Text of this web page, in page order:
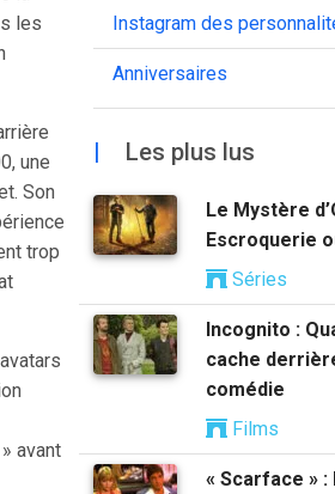
les
une
Son
trop
avant
Instagram des
Anniversaires
| Les plus lus
Le Mystère
Escroquerie
Séries
Incognito :
cache
comédie
Films
« Scarface » :